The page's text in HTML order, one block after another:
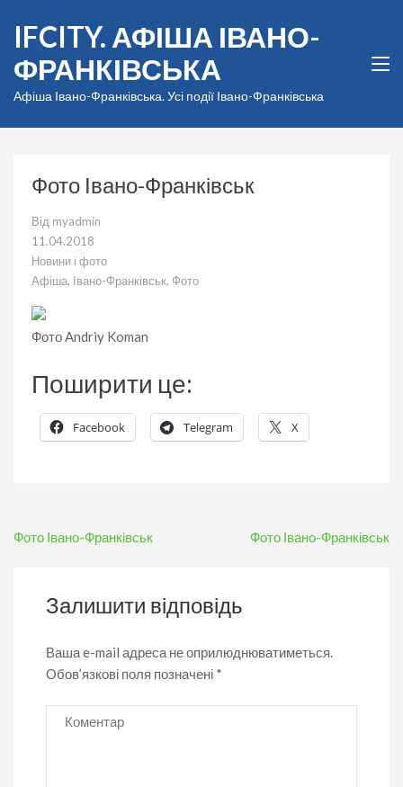
вмісту
(натисніть
Enter)
IFCITY. АФІША ІВАНО-
ФРАНКІВСЬКА
Афіша Івано-Франківська. Усі події Івано-Франківська
Фото Івано-Франківськ
Від myadmin
11.04.2018
Новини і фото
Афіша, Івано-Франківськ, Фото
Фото Andriy Koman
Поширити це:
Facebook Telegram X
Навігація
Фото Івано-Франківськ Фото Івано-Франківськ
Залишити відповідь
Ваша e-mail адреса не оприлюднюватиметься.
Обов’язкові поля позначені *
Коментар